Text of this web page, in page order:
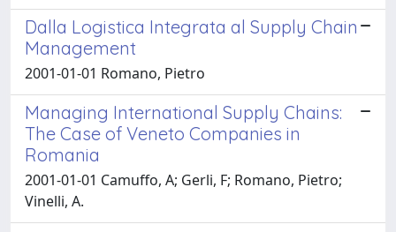
Dalla Logistica Integrata al Supply Chain
Management
2001-01-01 Romano, Pietro
Managing International Supply Chains:
The Case of Veneto Companies in
Romania
2001-01-01 Camuffo, A; Gerli, F; Romano, Pietro;
Vinelli, A.